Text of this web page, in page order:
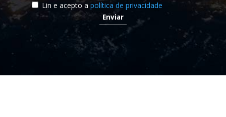
Lin e acepto a política de privacidade